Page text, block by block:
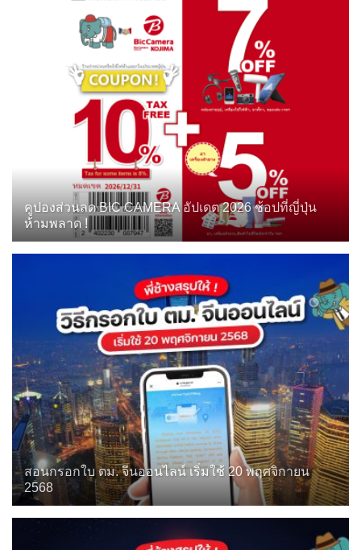
คูปองส่วนลด BIC CAMERA อัปเดต 2026 ช้อปที่ญี่ปุ่น
ห้ามพลาด !
สอนกรอกใบ ตม. จีนออนไลน์ เริ่มใช้ 20 พฤศจิกายน
2568